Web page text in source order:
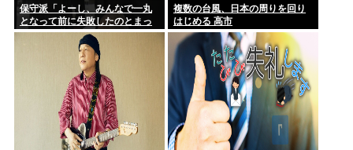
保守派「よーし、みんなで一丸
となって前に失敗したのとまっ
たく同じ道を行くぞ！！」 これ
複数の台風、日本の周りを回り
はじめる 高市